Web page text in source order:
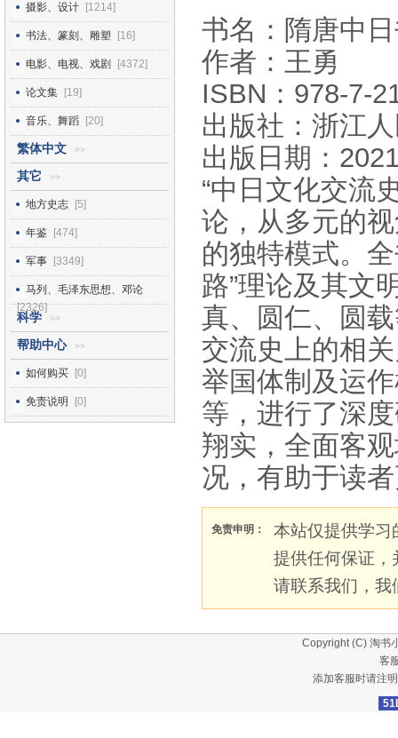
摄影、设计 [1214]
书法、篆刻、雕塑 [16]
电影、电视、戏剧 [4372]
论文集 [19]
音乐、舞蹈 [20]
繁体中文 >>
其它 >>
地方史志 [5]
年鉴 [474]
军事 [3349]
马列、毛泽东思想、邓论
[2326]
科学 >>
帮助中心 >>
如何购买 [0]
免责说明 [0]
书名：隋唐中
作者：王勇
ISBN：978-7-
出版社：浙江
出版日期：
“中日文化交流
论，从多元的
的独特模式。
路”理论及其文
真、圆仁、圆
交流史上的相
举国体制及运
等，进行了深
翔实，全面客
况，有助于读
免责申明：
本站仅提供学习
提供任何保证，
请联系我们，我
Copyright (C) 淘书
客
添加客服时请注